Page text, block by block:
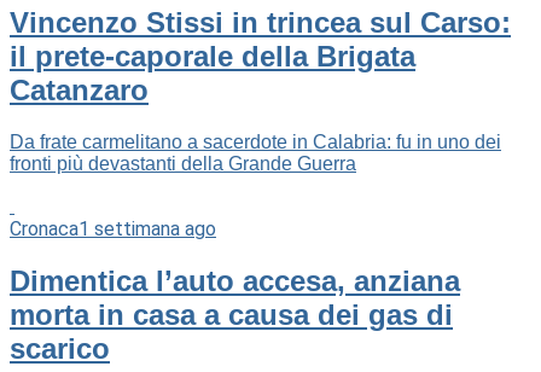
Vincenzo Stissi in trincea sul Carso:
il prete-caporale della Brigata
Catanzaro
Da frate carmelitano a sacerdote in Calabria: fu in uno dei
fronti più devastanti della Grande Guerra
Cronaca1 settimana ago
Dimentica l’auto accesa, anziana
morta in casa a causa dei gas di
scarico